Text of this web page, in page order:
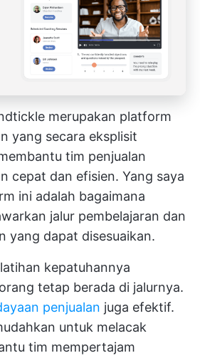
merupakan platform
yang secara eksplisit
tim penjualan
cepat dan efisien. Yang saya
ini adalah bagaimana
jalur pembelajaran dan
yang dapat disesuaikan.
kepatuhannya
tetap berada di jalurnya.
penjualan juga efektif.
untuk melacak
tim mempertajam